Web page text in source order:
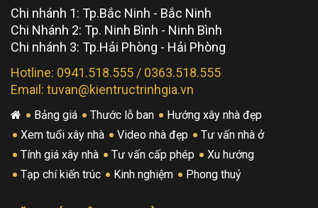
Chi nhánh 1: Tp.Bắc Ninh - Bắc Ninh
Chi Nhánh 2: Tp. Ninh Bình - Ninh Bình
Chi nhánh 3: Tp.Hải Phòng - Hải Phòng
Hotline: 0941.518.555 / 0363.518.555
Email: tuvan@kientructrinhgia.vn
Bảng giá Thước lỗ ban
Hướng xây nhà đẹp
Xem tuổi xây nhà
Video nhà đẹp
Tư vấn nhà ở
Tính giá xây nhà
Tư vấn cấp phép
Xu hướng
Tạp chí kiến trúc
Kinh nghiệm Phong thuỷ